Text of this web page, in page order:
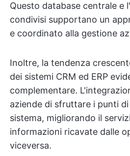
Questo database centrale e
condivisi supportano un
e coordinato alla gestione
Inoltre, la tendenza
dei sistemi CRM ed ERP
complementare.
aziende di sfruttare i punti
sistema, migliorando il
informazioni ricavate dalle
viceversa.